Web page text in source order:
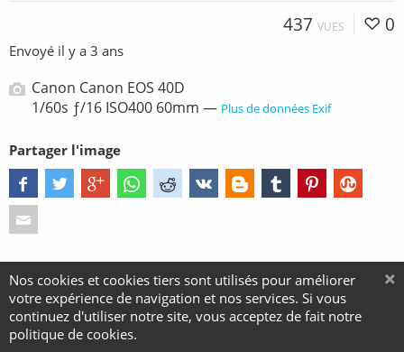
437 VUES 0
Envoyé il y a 3 ans
Canon Canon EOS 40D
1/60s ƒ/16 ISO400 60mm — Plus de données Exif
Partager l'image
Nos cookies et cookies tiers sont utilisés pour améliorer
votre expérience de navigation et nos services. Si vous
continuez d'utiliser notre site, vous acceptez de fait notre
politique de cookies.